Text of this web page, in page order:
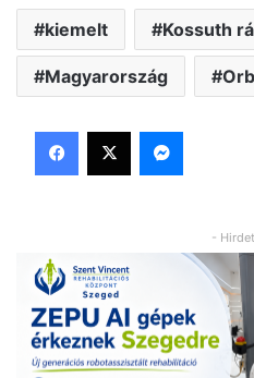
kiemelt Kossuth
Magyarország
Facebook
X Messenger
-